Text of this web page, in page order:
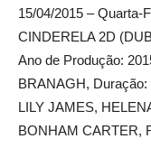
15/04/2015 – Quarta-
CINDERELA 2D
Ano de Produção:
BRANAGH, Duração:
LILY JAMES,
BONHAM CARTER,